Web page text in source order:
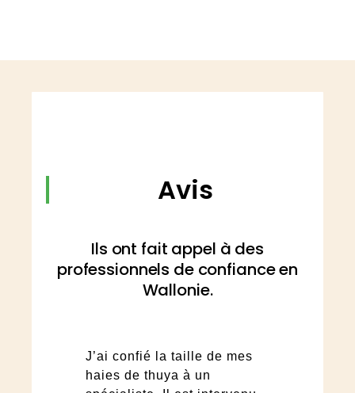
Avis
Ils ont fait appel à des
professionnels de confiance en
Wallonie.
J’ai confié la taille de mes
haies de thuya à un